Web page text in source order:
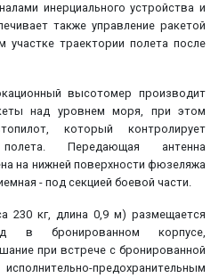
инерциального устройства и
также управление ракетой
траектории полета после
высотомер производит
над уровнем моря, при этом
который контролирует
Передающая антенна
на нижней поверхности фюзеляжа
- под секцией боевой части.
230 кг, длина 0,9 м) размещается
в бронированном корпусе,
при встрече с бронированной
предохранительным